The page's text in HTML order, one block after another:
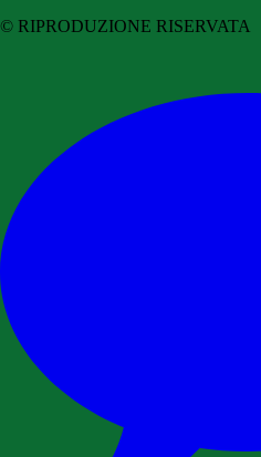
© RIPRODUZIONE RISERVATA